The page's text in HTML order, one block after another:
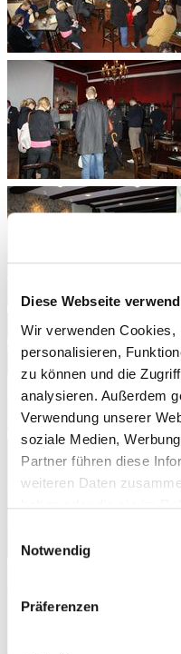
Diese Webseite
Wir verwenden Cookies,
personalisieren,
zu können und die
analysieren. Außerdem
Verwendung unserer
soziale Medien,
Partner führen diese
weiteren Daten
Cookies, wenn Sie
Notwendig
Präferenzen